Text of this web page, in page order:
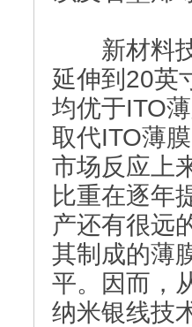
；三星2018年将推可折叠OLED屏幕
入大，看好OLED搭配纳米银触控产
发展意义重大 (2018-09-20)
业的突出短板 (2018-09-20)
新材料技
延伸到20英
均优于ITO
取代ITO薄
市场反应上
比重在逐年
产还有很远
其制成的薄
平。因而，
纳米银线技